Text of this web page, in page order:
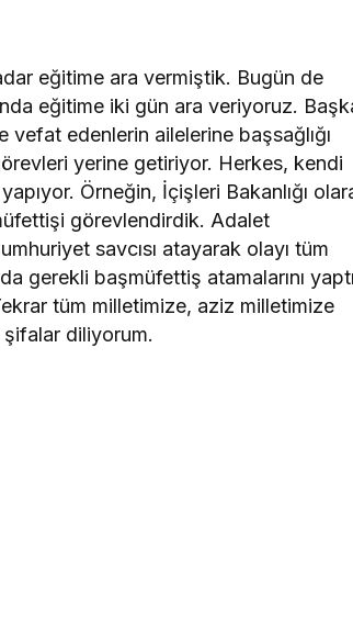
eğitime ara vermiştik. Bugün de
eğitime iki gün ara veriyoruz.
edenlerin ailelerine başsağlığı
yerine getiriyor. Herkes, kendi
Örneğin, İçişleri Bakanlığı
görevlendirdik. Adalet
savcısı atayarak olayı tüm
da gerekli başmüfettiş atamalarını
tüm milletimize, aziz milletimize
şifalar diliyorum.